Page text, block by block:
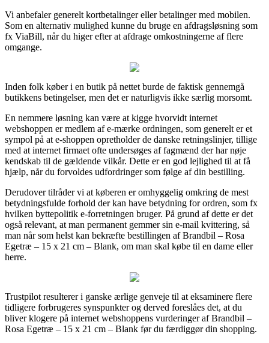
Vi anbefaler generelt kortbetalinger eller betalinger med mobilen.
Som en alternativ mulighed kunne du bruge en afdragsløsning som
fx ViaBill, når du higer efter at afdrage omkostningerne af flere
omgange.
Inden folk køber i en butik på nettet burde de faktisk gennemgå
butikkens betingelser, men det er naturligvis ikke særlig morsomt.
En nemmere løsning kan være at kigge hvorvidt internet
webshoppen er medlem af e-mærke ordningen, som generelt er et
sympol på at e-shoppen opretholder de danske retningslinjer, tillige
med at internet firmaet ofte undersøges af fagmænd der har nøje
kendskab til de gældende vilkår. Dette er en god lejlighed til at få
hjælp, når du forvoldes udfordringer som følge af din bestilling.
Derudover tilråder vi at køberen er omhyggelig omkring de mest
betydningsfulde forhold der kan have betydning for ordren, som fx
hvilken byttepolitik e-forretningen bruger. På grund af dette er det
også relevant, at man permanent gemmer sin e-mail kvittering, så
man når som helst kan bekræfte bestillingen af Brandbil – Rosa
Egetræ – 15 x 21 cm – Blank, om man skal købe til en dame eller
herre.
Trustpilot resulterer i ganske ærlige genveje til at eksaminere flere
tidligere forbrugeres synspunkter og derved foreslåes det, at du
bliver klogere på internet webshoppens vurderinger af Brandbil –
Rosa Egetræ – 15 x 21 cm – Blank før du færdiggør din shopping.